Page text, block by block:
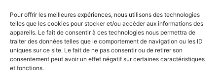
Pour offrir les meilleures expériences, nous utilisons des technologies
telles que les cookies pour stocker et/ou accéder aux informations des
appareils. Le fait de consentir à ces technologies nous permettra de
traiter des données telles que le comportement de navigation ou les ID
uniques sur ce site. Le fait de ne pas consentir ou de retirer son
consentement peut avoir un effet négatif sur certaines caractéristiques
et fonctions.